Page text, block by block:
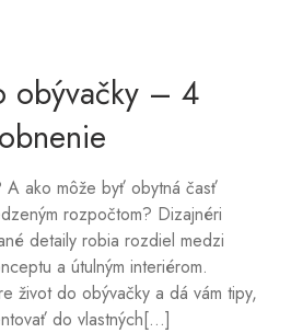
obývačky – 4
A ako môže byť obytná časť
rozpočtom? Dizajnéri
detaily robia rozdiel medzi
a útulným interiérom.
život do obývačky a dá vám tipy,
do vlastných[...]